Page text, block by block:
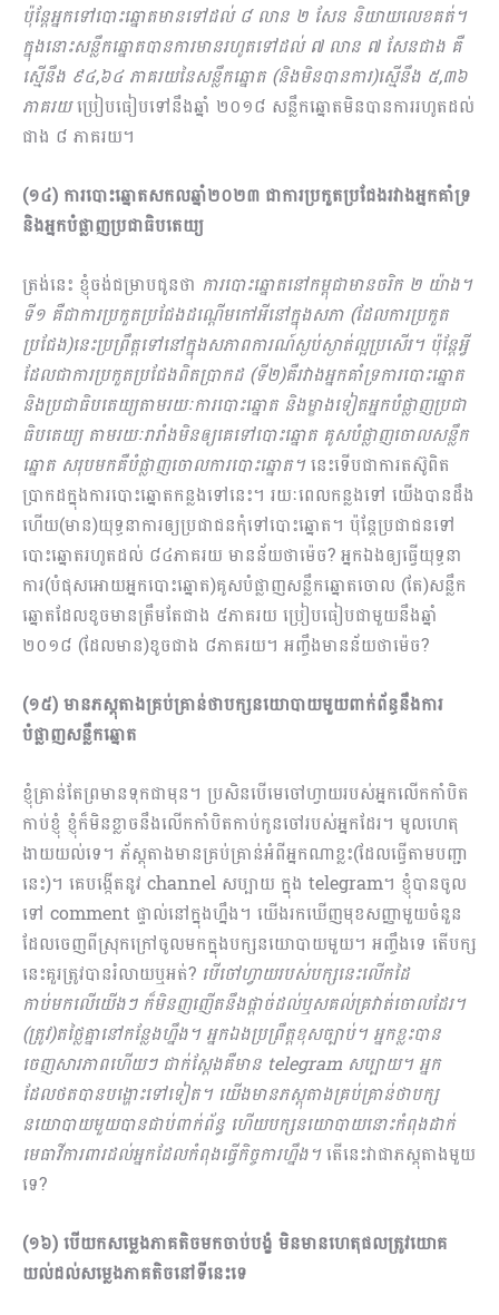
ប៉ុន្តែអ្នកទៅបោះឆ្នោតមានទៅដល់ ៨ លាន ២ សែន និយាយលេខគត់។
ក្នុងនោះសន្លឹកឆ្នោតបានការមានរហូតទៅដល់ ៧ លាន ៧ សែនជាង គឺ
ស្មើនឹង ៩៤,៦៤ ភាគរយនៃសន្លឹកឆ្នោត (និងមិនបានការ)ស្មើនឹង ៥,៣៦
ភាគរយ​ប្រៀបធៀបទៅនឹងឆ្នាំ ២០១៨ សន្លឹកឆ្នោតមិនបានការរហូតដល់
ជាង ៨ ភាគរយ។
(១៤) ការបោះឆ្នោតសកលឆ្នាំ២០២៣ ជាការប្រកួតប្រជែងរវាងអ្នកគាំទ្រ
និងអ្នកបំផ្លាញប្រជាធិបតេយ្យ
ត្រង់នេះ ខ្ញុំចង់ជម្រាបជូនថា ការបោះឆ្នោតនៅកម្ពុជាមានចរិក ២ យ៉ាង។
ទី១ គឺជាការប្រកួតប្រជែងដណ្តើមកៅអីនៅក្នុងសភា (ដែលការប្រកួត
ប្រជែង)នេះប្រព្រឹត្តទៅនៅក្នុងសភាពការណ៍ស្ងប់ស្ងាត់ល្អប្រសើរ។ ប៉ុន្តែអ្វី
ដែលជាការប្រកួតប្រជែងពិតប្រាកដ (ទី២)គឺរវាងអ្នកគាំទ្រការបោះឆ្នោត
និងប្រជាធិបតេយ្យតាមរយៈការបោះឆ្នោត និងម្ខាងទៀតអ្នកបំផ្លាញប្រជា
ធិបតេយ្យ តាមរយៈរារាំងមិនឲ្យគេទៅបោះឆ្នោត គូសបំផ្លាញចោលសន្លឹក
ឆ្នោត សរុបមកគឺបំផ្លាញចោលការបោះឆ្នោត។នេះទើបជាការតស៊ូពិត
ប្រាកដក្នុងការបោះឆ្នោតកន្លងទៅនេះ។ រយៈពេលកន្លងទៅ យើងបានដឹង
ហើយ(មាន)យុទ្ធនាការឲ្យប្រជាជនកុំទៅបោះឆ្នោត។ ប៉ុន្តែប្រជាជនទៅ
បោះឆ្នោតរហូតដល់ ៨៤ភាគរយ មានន័យថាម៉េច? អ្នកឯងឲ្យធ្វើយុទ្ធនា
ការ(បំផុសអោយអ្នកបោះឆ្នោត)គូសបំផ្លាញសន្លឹក​ឆ្នោតចោល (តែ)សន្លឹក
ឆ្នោតដែលខូចមានត្រឹមតែជាង ៥ភាគរយ ប្រៀបធៀបជាមួយនឹងឆ្នាំ
២០១៨ (ដែលមាន)ខូចជាង ៨ភាគរយ។ អញ្ចឹងមានន័យថាម៉េច?
(១៥) មានភស្តុតាងគ្រប់គ្រាន់ថាបក្សនយោបាយមួយពាក់ព័ន្ធនឹងការ
បំផ្លាញសន្លឹកឆ្នោត
ខ្ញុំគ្រាន់តែព្រមានទុកជាមុន។ ប្រសិនបើមេចៅហ្វាយរបស់អ្នកលើកកាំបិត
កាប់ខ្ញុំ ខ្ញុំក៏មិនខ្លាចនឹងលើកកាំបិតកាប់កូនចៅរបស់អ្នកដែរ។ មូលហេតុ
ងាយយល់ទេ។ ភ័ស្តុតាងមានគ្រប់គ្រាន់អំពីអ្នកណាខ្លះ(ដែលធ្វើតាមបញ្ជា
នេះ)។ ​គេបង្កើតនូវ channel សប្បាយ ក្នុង telegram។ ខ្ញុំបានចូល
ទៅ comment ផ្ទាល់នៅក្នុងហ្នឹង។ យើងរកឃើញមុខសញ្ញាមួយចំនួន
ដែលចេញពីស្រុកក្រៅចូលមកក្នុងបក្សនយោបាយមួយ។ អញ្ចឹងទេ តើបក្ស
នេះគួរត្រូវបានរំលាយឬអត់? បើចៅហ្វាយរបស់បក្សនេះលើកដៃ
កាប់មកលើយើងៗ ក៏មិនញញើតនឹងផ្តាច់ដល់ឬសគល់គ្រវាត់ចោ​លដែរ។
(ត្រូវ)តថ្លៃគ្នានៅកន្លែងហ្នឹង។ អ្នកឯងប្រព្រឹត្តខុសច្បាប់។ អ្នកខ្លះបាន
ចេញសារ​ភាពហើយៗ ជាក់ស្តែងគឺមាន telegram សប្បាយ។ អ្នក
ដែលថតបានបង្ហោះទៅទៀត។ យើងមានភស្តុតាងគ្រប់​គ្រាន់ថាបក្ស
នយោបាយមួយបានជាប់ពាក់ព័ន្ធ ហើយបក្សនយោបាយនោះកំពុងដាក់
មេធាវីការពារដល់អ្នក​ដែលកំពុងធ្វើកិច្ចការហ្នឹង។តើនេះវាជាភស្តុតាងមួយ
ទេ?
(១៦) បើយកសម្លេងភាគតិចមកចាប់បង្ខំ មិនមានហេតុផលត្រូវយោគ
យល់ដល់សម្លេងភាគតិចនៅទីនេះទេ